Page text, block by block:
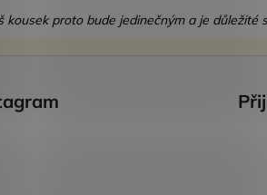
proto bude jedinečným a je důležité